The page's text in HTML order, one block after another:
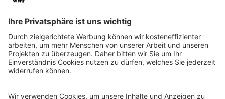
WWF Deutschland
Reinhardtstr. 18
10117 Berlin